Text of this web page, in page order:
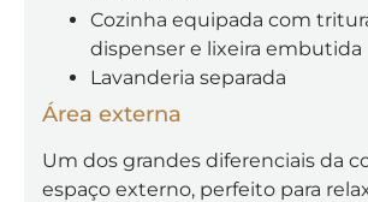
Cozinha equipada com
dispenser e lixeira embutida
Lavanderia separada
Área externa
Um dos grandes diferenciais da
espaço externo, perfeito para